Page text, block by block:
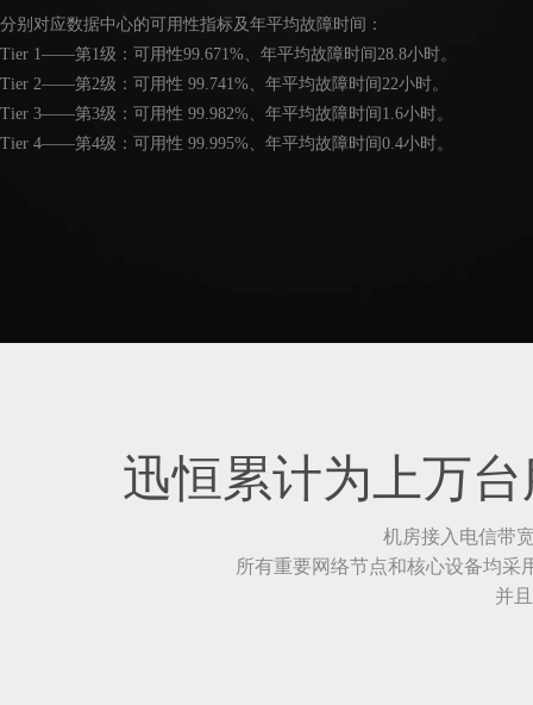
分别对应数据中心的可用性指标及年平均故障时间：
Tier 1——第1级：可用性99.671%、年平均故障时间28.8小时。
Tier 2——第2级：可用性 99.741%、年平均故障时间22小时。
Tier 3——第3级：可用性 99.982%、年平均故障时间1.6小时。
Tier 4——第4级：可用性 99.995%、年平均故障时间0.4小时。
迅恒累计为上万台
机房接入电信带
所有重要网络节点和核心设备均采
并